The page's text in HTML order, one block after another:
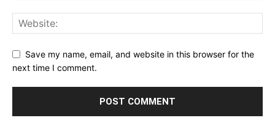
Save my name, email, and website in this browser for the
next time I comment.